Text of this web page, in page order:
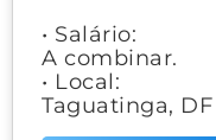
• Salário:
A combinar.
• Local:
Taguatinga, DF